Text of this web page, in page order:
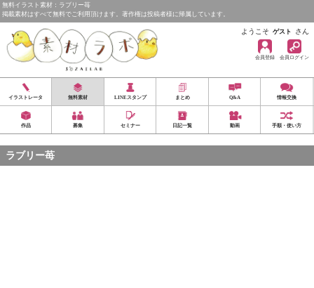
無料イラスト素材：ラブリー苺
掲載素材はすべて無料でご利用頂けます。著作権は投稿者様に帰属しています。
ようこそ ゲスト さん
会員登録 会員ログイン
イラストレータ 無料素材 LINEスタンプ まとめ Q&A 情報交換
作品 募集 セミナー 日記一覧 動画 手順・使い方
ラブリー苺